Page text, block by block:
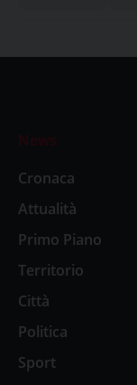
News
Cronaca
Attualità
Primo Piano
Territorio
Città
Politica
Sport